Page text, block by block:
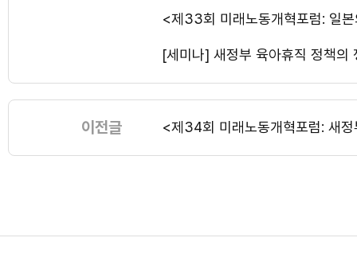
<제33회 미래노동개혁포럼: 일
[세미나] 새정부 육아휴직 정책
이전글 <제34회 미래노동개혁포럼: 새